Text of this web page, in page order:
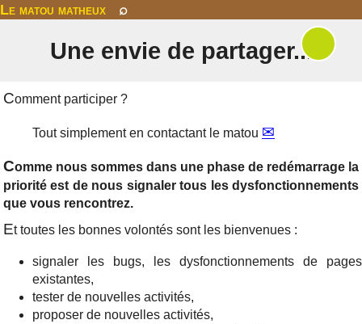
Le matou matheux ⌕
Une envie de partager...
Comment participer ?
Tout simplement en contactant le matou
Comme nous sommes dans une phase de redémarrage la
priorité est de nous signaler tous les dysfonctionnements
que vous rencontrez.
Et toutes les bonnes volontés sont les bienvenues :
signaler les bugs, les dysfonctionnements de pages
existantes,
tester de nouvelles activités,
proposer de nouvelles activités,